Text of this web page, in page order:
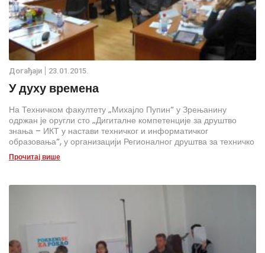
Дoгађаjи 23.01.2015.
У духу времена
На Техничком факултету „Михајло Пупин“ у Зрењанину
одржан је оругли сто „Дигиталне компетенције за друштво
знања – ИКТ у настави техничког и информатичког
образовања“, у организацији Регионалног друштва за техничко
и информатичко образовање, Друштва педагога техничке
културе Србије и Техничког факултета „Михајло Пупин“.
Прочитај више